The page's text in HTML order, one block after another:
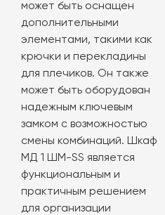
может быть оснащен
дополнительными
элементами, такими как
крючки и перекладины
для плечиков. Он также
может быть оборудован
надежным ключевым
замком с возможностью
смены комбинаций. Шкаф
МД 1 ШМ-SS является
функциональным и
практичным решением
для организации